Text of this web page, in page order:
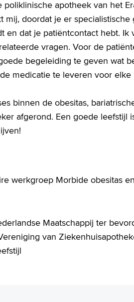
poliklinische apotheek van het
mij, doordat je er
en dat je patiëntcontact hebt.
vragen. Voor de
begeleiding te geven wat
medicatie te leveren voor
binnen de obesitas,
afgerond. Een goede leefstijl
werkgroep Morbide obesitas
Maatschappij ter
van